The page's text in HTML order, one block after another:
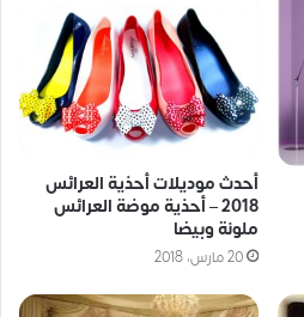
أحدث موديلات أحذية العرائس
2018 – أحذية موضة العرائس
ملونة وبيضا
20 مارس، 2018